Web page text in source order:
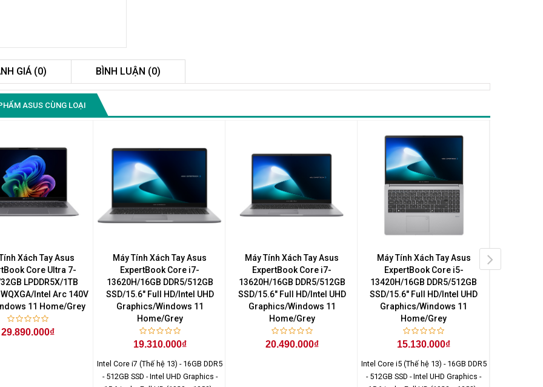
Màn Hình Quảng Cáo
nhất
Màn Hình Máy Tính Lenovo
D19-10 18.5"...
2.150.000₫
Liên hệ0283 9847 690
để nhận báo giá tốt
nhất
GIÁ (0) BÌNH LUẬN (0)
ASUS CÙNG LOẠI
Xách Tay Asus
Core Ultra 7-
LPDDR5X/1TB
Intel Arc 140V
11 Home/Grey
29.890.000₫
Máy Tính Xách Tay Asus
ExpertBook Core i7-
13620H/16GB DDR5/512GB
SSD/15.6" Full HD/Intel UHD
Graphics/Windows 11
Home/Grey
19.310.000₫
Intel Core i7 (Thế hệ 13) - 16GB DDR5
- 512GB SSD - Intel UHD Graphics -
Máy Tính Xách Tay Asus
ExpertBook Core i7-
13620H/16GB DDR5/512GB
SSD/15.6" Full HD/Intel UHD
Graphics/Windows 11
Home/Grey
20.490.000₫
Máy Tính Xách Tay Asus
ExpertBook Core i5-
13420H/16GB DDR5/512GB
SSD/15.6" Full HD/Intel UHD
Graphics/Windows 11
Home/Grey
15.130.000₫
Intel Core i5 (Thế hệ 13) - 16GB DDR5
- 512GB SSD - Intel UHD Graphics -